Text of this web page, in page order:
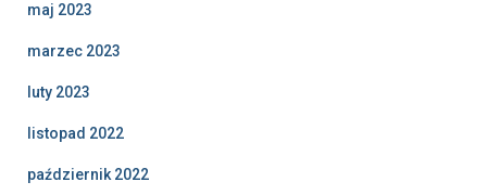
maj 2023
marzec 2023
luty 2023
listopad 2022
październik 2022